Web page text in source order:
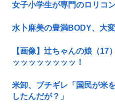
女子小学生が専門のロリコ
水卜麻美の豊満BODY、大
【画像】辻ちゃんの娘（17
ッッッッッッッッ！
米卸、ブチギレ「国民が米
したんだが？」